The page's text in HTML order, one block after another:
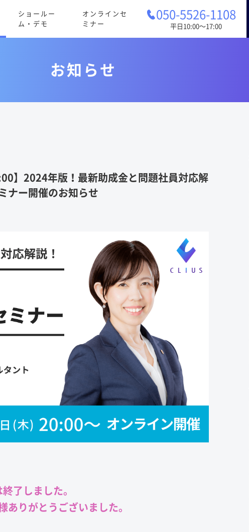
ショールー
ム・デモ
オンラインセ
ミナー
050-5526-1108
平日10:00〜17:00
お知らせ
】2024年版！最新助成金と問題社員対応解
ナー開催のお知らせ
了しました。
ありがとうございました。